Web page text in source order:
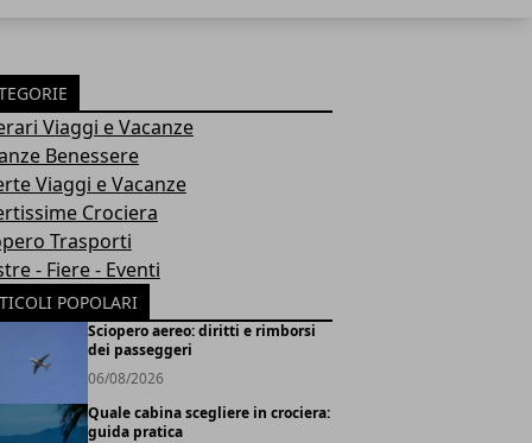
Viaggi e Vacanze
Benessere
Viaggi e Vacanze
Crociera
Trasporti
- Fiere - Eventi
POPOLARI
Sciopero aereo: diritti e rimborsi
dei passeggeri
06/08/2026
Quale cabina scegliere in crociera:
guida pratica